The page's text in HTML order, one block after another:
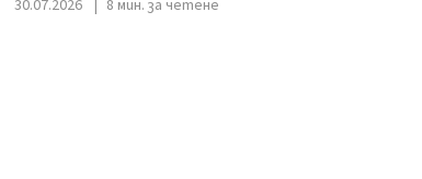
30.07.2026 8 мин. за четене